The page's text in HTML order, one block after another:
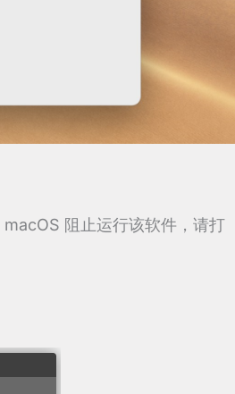
阻止运行该软件，请打